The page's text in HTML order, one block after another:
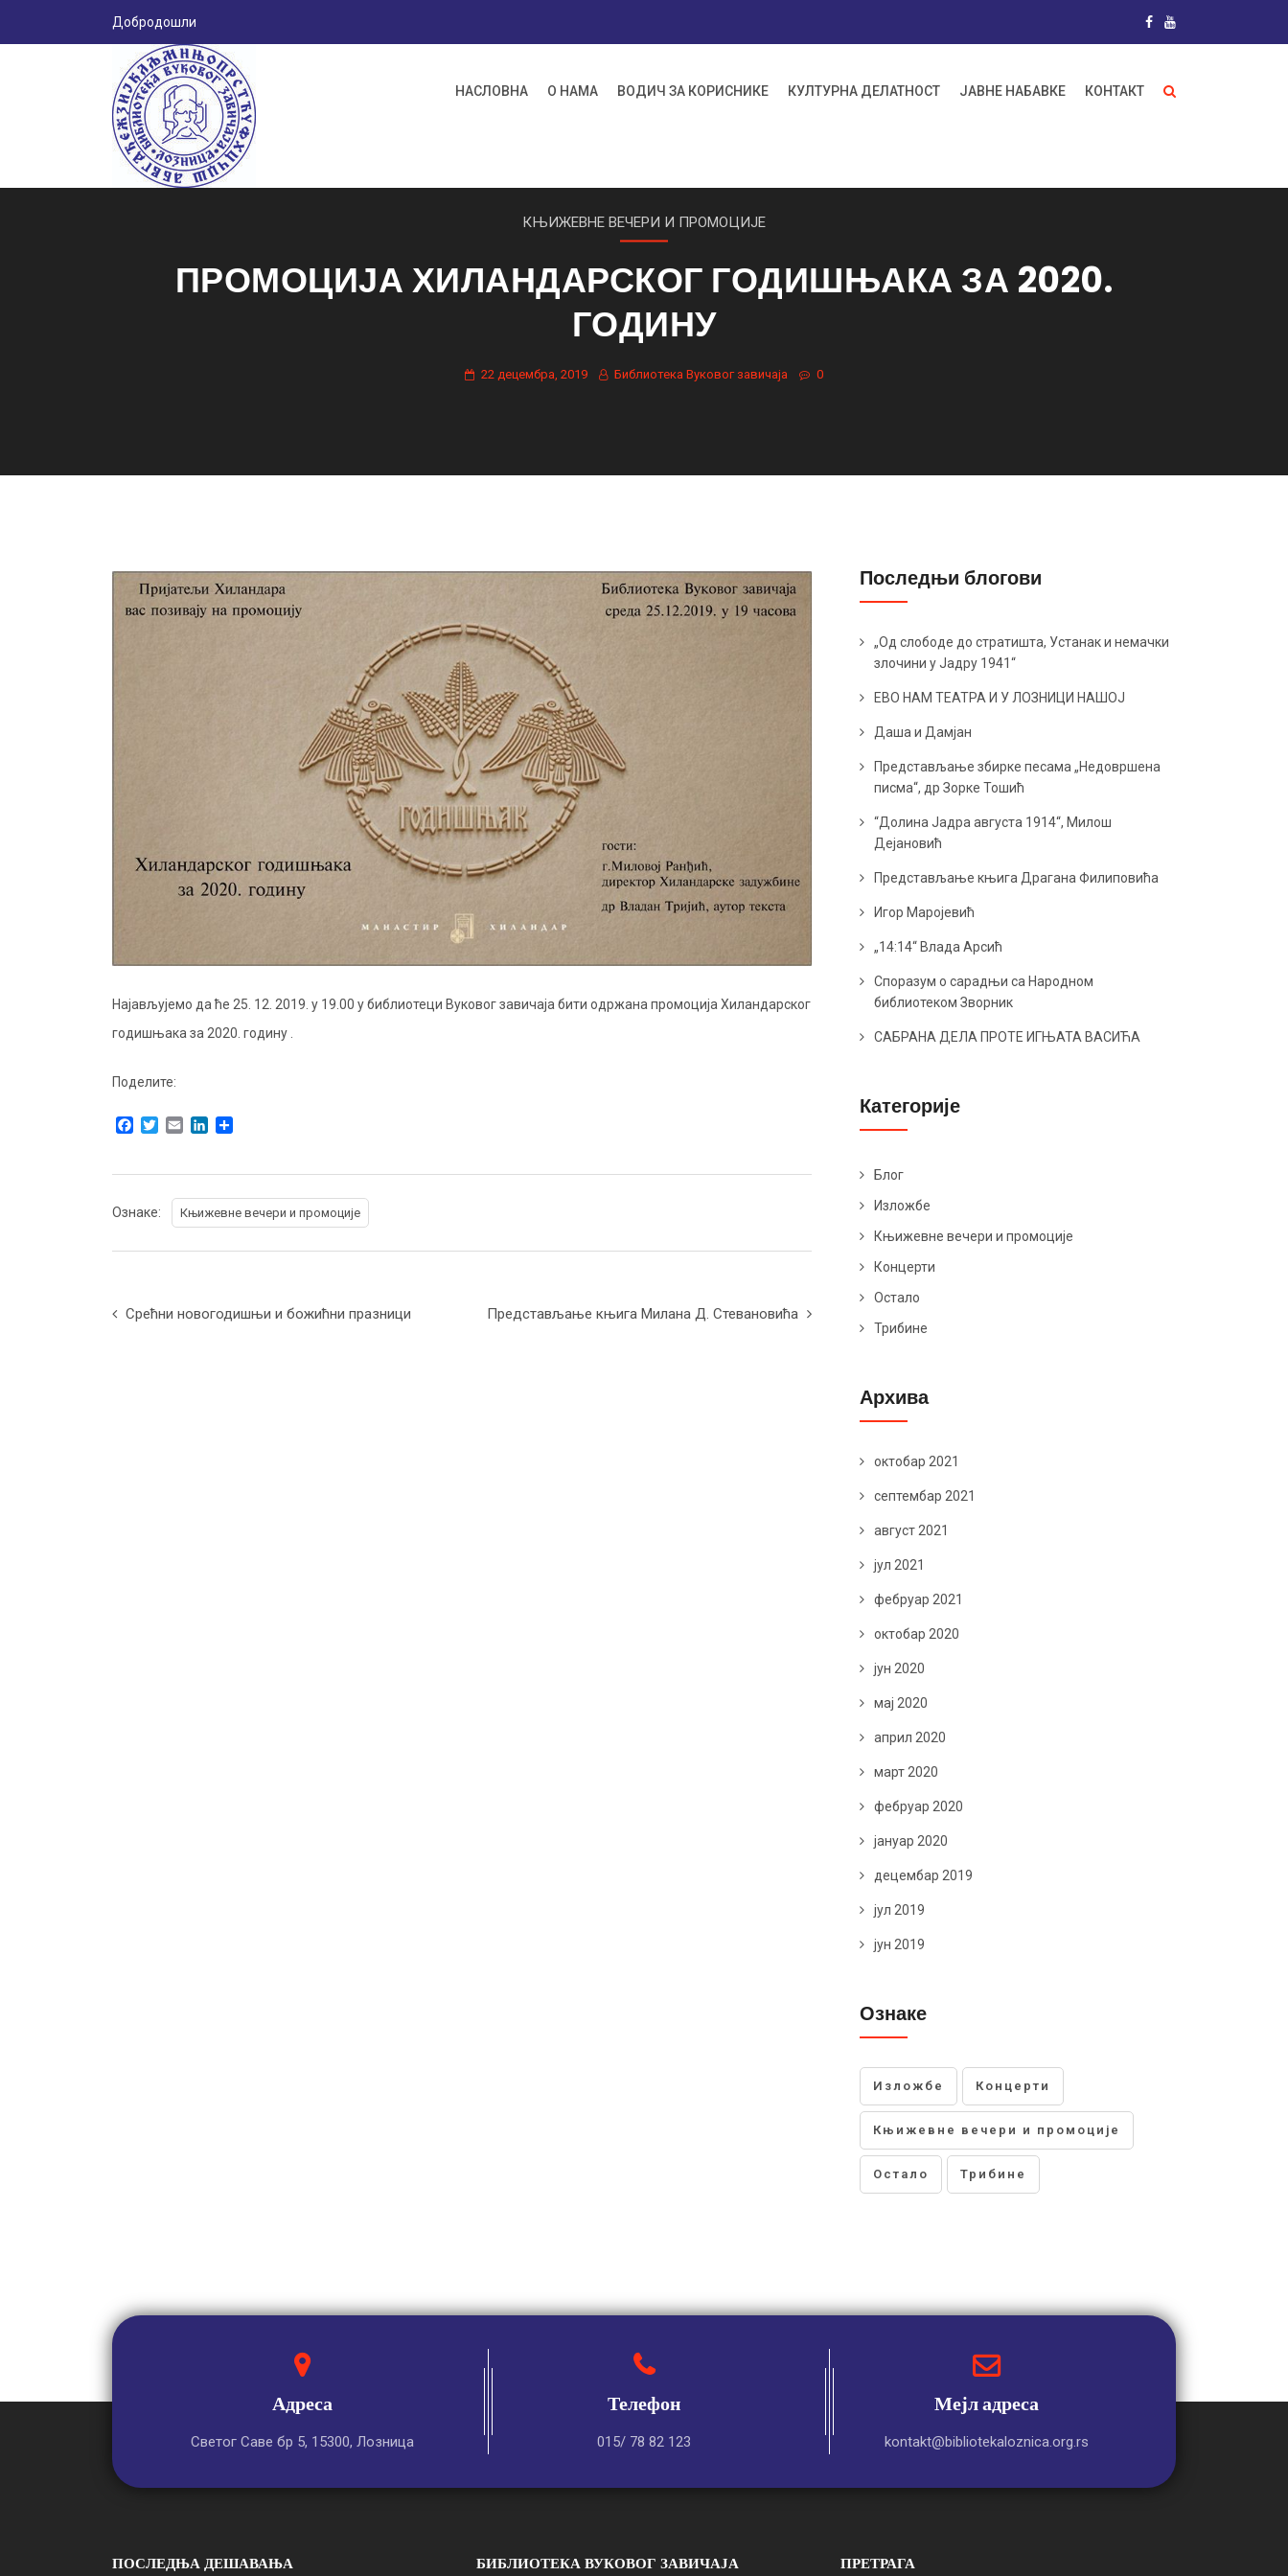
Добродошли
НАСЛОВНА О НАМА ВОДИЧ ЗА КОРИСНИКЕ КУЛТУРНА ДЕЛАТНОСТ ЈАВНЕ НАБАВКЕ КОНТАКТ
КЊИЖЕВНЕ ВЕЧЕРИ И ПРОМОЦИЈЕ
ПРОМОЦИЈА ХИЛАНДАРСКОГ ГОДИШЊАКА ЗА 2020.
ГОДИНУ
22 децембра, 2019 Библиотека Вуковог завичаја 0
Најављујемо да ће 25. 12. 2019. у 19.00 у библиотеци Вуковог завичаја бити одржана промоција Хиландарског
годишњака за 2020. годину .
Поделите:
e
o
t
e
i
l
k
e
d
I
r
e
Ознаке: Књижевне вечери и промоције
Срећни новогодишњи и божићни празници Представљање књига Милана Д. Стевановића
Последњи блогови
„Од слободе до стратишта, Устанак и немачки
злочини у Јадру 1941“
ЕВО НАМ ТЕАТРА И У ЛОЗНИЦИ НАШОЈ
Даша и Дамјан
Представљање збирке песама „Недовршена
писма“, др Зорке Тошић
“Долина Јадра августа 1914“, Милош
Дејановић
Представљање књига Драгана Филиповића
Игор Маројевић
„14:14“ Влада Арсић
Споразум о сарадњи са Народном
библиотеком Зворник
САБРАНА ДЕЛА ПРОТЕ ИГЊАТА ВАСИЋА
Категорије
Блог
Изложбе
Књижевне вечери и промоције
Концерти
Остало
Трибине
Архива
октобар 2021
септембар 2021
август 2021
јул 2021
фебруар 2021
октобар 2020
јун 2020
мај 2020
април 2020
март 2020
фебруар 2020
јануар 2020
децембар 2019
јул 2019
јун 2019
Ознаке
Изложбе Концерти
Књижевне вечери и промоције
Остало Трибине
Адреса
Светог Саве бр 5, 15300, Лозница
Телефон
015/ 78 82 123
Мејл адреса
kontakt@bibliotekaloznica.org.rs
ПОСЛЕДЊА ДЕШАВАЊА БИБЛИОТЕКА ВУКОВОГ ЗАВИЧАЈА ПРЕТРАГА